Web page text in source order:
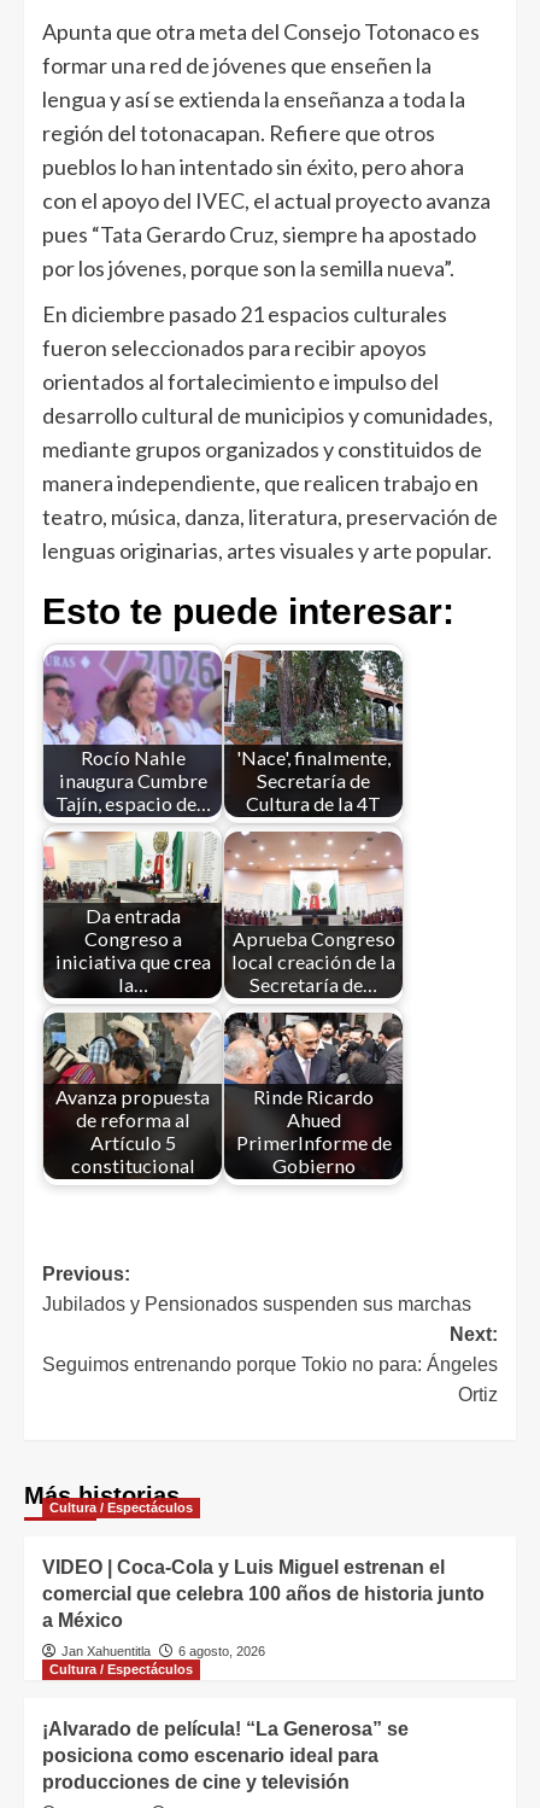
Apunta que otra meta del Consejo Totonaco es
formar una red de jóvenes que enseñen la
lengua y así se extienda la enseñanza a toda la
región del totonacapan. Refiere que otros
pueblos lo han intentado sin éxito, pero ahora
con el apoyo del IVEC, el actual proyecto avanza
pues “Tata Gerardo Cruz, siempre ha apostado
por los jóvenes, porque son la semilla nueva”.
En diciembre pasado 21 espacios culturales
fueron seleccionados para recibir apoyos
orientados al fortalecimiento e impulso del
desarrollo cultural de municipios y comunidades,
mediante grupos organizados y constituidos de
manera independiente, que realicen trabajo en
teatro, música, danza, literatura, preservación de
lenguas originarias, artes visuales y arte popular.
Esto te puede interesar:
Rocío Nahle
inaugura Cumbre
Tajín, espacio de…
'Nace', finalmente,
Secretaría de
Cultura de la 4T
Da entrada
Congreso a
iniciativa que crea
la…
Aprueba Congreso
local creación de la
Secretaría de…
Avanza propuesta
de reforma al
Artículo 5
constitucional
Rinde Ricardo
Ahued
PrimerInforme de
Gobierno
Previous:
Jubilados y Pensionados suspenden sus marchas
Next:
Seguimos entrenando porque Tokio no para: Ángeles
Ortiz
Más historias
Cultura / Espectáculos
VIDEO | Coca-Cola y Luis Miguel estrenan el
comercial que celebra 100 años de historia junto
a México
Jan Xahuentitla
6 agosto, 2026
Cultura / Espectáculos
¡Alvarado de película! “La Generosa” se
posiciona como escenario ideal para
producciones de cine y televisión